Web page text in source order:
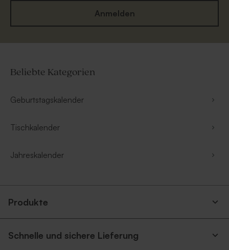
Anmelden
Beliebte Kategorien
Geburtstagskalender
Tischkalender
Jahreskalender
Produkte
Schnelle und sichere Lieferung